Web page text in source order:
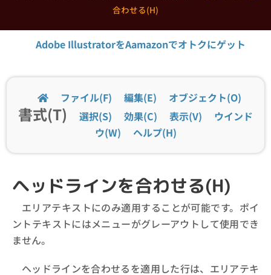
合わせる(H)
Adobe IllustratorをAamazonでオトクにゲット
ファイル(F) 編集(E) オブジェクト(O)
書式(T) 選択(S) 効果(C) 表示(V)
ウインド
ウ(W)
ヘルプ(H)
ヘッドラインを合わせる(H)
エリアテキストにのみ適用することが可能です。ポイ
ントテキストにはメニューがグレーアウトして使用でき
ません。
ヘッドラインを合わせるを適用した行は、エリアテキ